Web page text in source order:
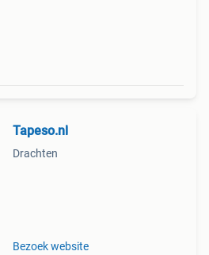
Tapeso.nl
Drachten
Bezoek website